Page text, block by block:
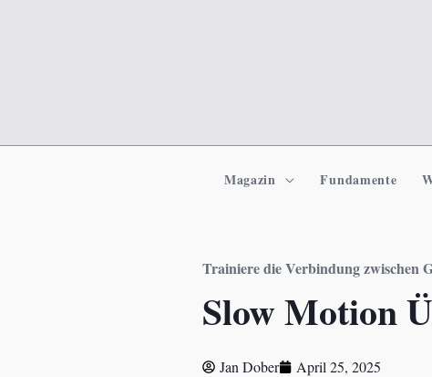
Magazin Fundamente
Trainiere die Verbindung zwischen
Slow Motion
Jan Dober April 25, 2025